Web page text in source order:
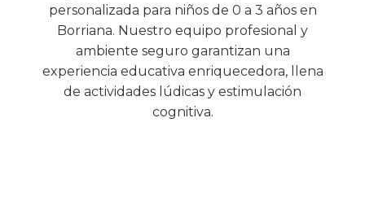
personalizada para niños de 0 a 3 años en
Borriana. Nuestro equipo profesional y
ambiente seguro garantizan una
experiencia educativa enriquecedora, llena
de actividades lúdicas y estimulación
cognitiva.